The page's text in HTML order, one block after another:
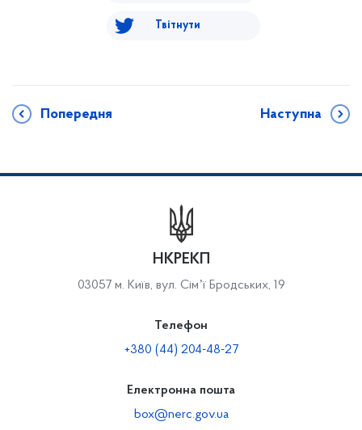
Твітнути
Попередня Наступна
НКРЕКП
03057 м. Київ, вул. Сімʼї Бродських, 19
Телефон
+380 (44) 204-48-27
Електронна пошта
box@nerc.gov.ua